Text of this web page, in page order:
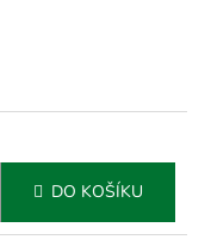
DO KOŠÍKU